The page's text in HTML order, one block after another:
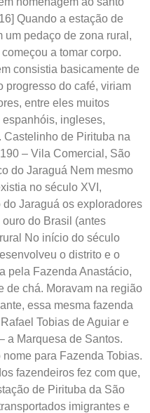
Quando a estação de
um pedaço de zona rural,
a tomar corpo.
consistia basicamente de
progresso do café, viriam
entre eles muitos
ingleses,
Castelinho de Pirituba na
– Vila Comercial, São
do Jaraguá Nem mesmo
no século XVI,
Jaraguá os exploradores
do Brasil (antes
No início do século
o distrito e o
pela Fazenda Anastácio,
de chá. Moravam na região
essa mesma fazenda
Tobias de Aguiar e
a Marquesa de Santos.
para Fazenda Tobias.
fazendeiros fez com que,
de Pirituba da São
imigrantes e